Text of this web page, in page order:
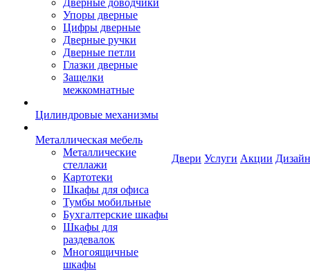
Дверные доводчики
Упоры дверные
Цифры дверные
Дверные ручки
Дверные петли
Глазки дверные
Защелки
межкомнатные
Цилиндровые механизмы
Металлическая мебель
Металлические
стеллажи
Картотеки
Шкафы для офиса
Тумбы мобильные
Бухгалтерские шкафы
Шкафы для
раздевалок
Многоящичные
шкафы
Двери Услуги Акции